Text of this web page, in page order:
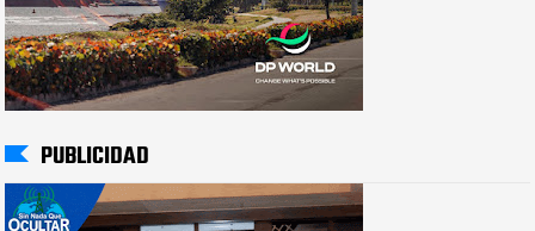
PUBLICIDAD